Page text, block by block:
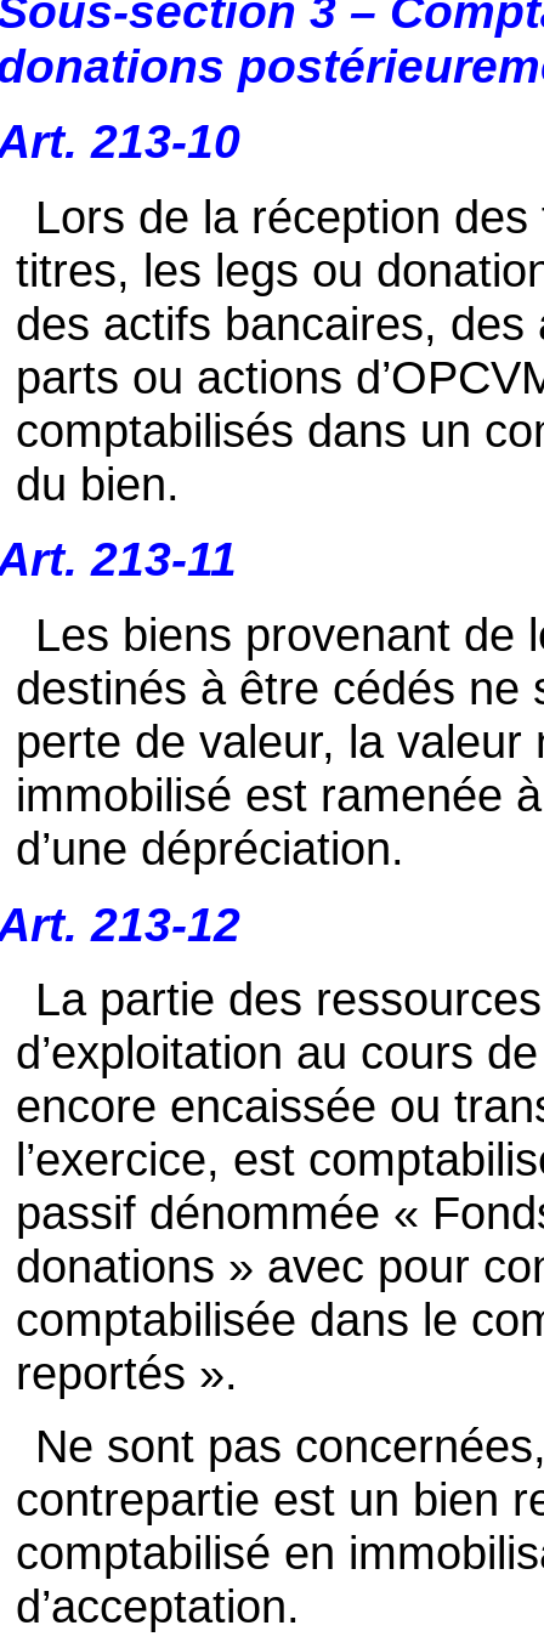
213-10
Lors de la réception
titres, les legs ou
des actifs bancaires,
parts ou actions
comptabilisés dans un
du bien.
213-11
Les biens provenant de
destinés à être cédés ne
perte de valeur, la valeur
immobilisé est ramenée
d’une dépréciation.
213-12
La partie des
d’exploitation au cours
encore encaissée ou
l’exercice, est
passif dénommée «
donations » avec pour
comptabilisée dans le
reportés ».
Ne sont pas
contrepartie est un bien
comptabilisé en
d’acceptation.